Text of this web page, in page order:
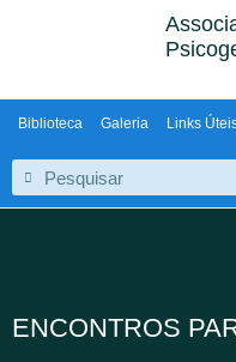
Biblioteca Galeria Links
ENCONTROS